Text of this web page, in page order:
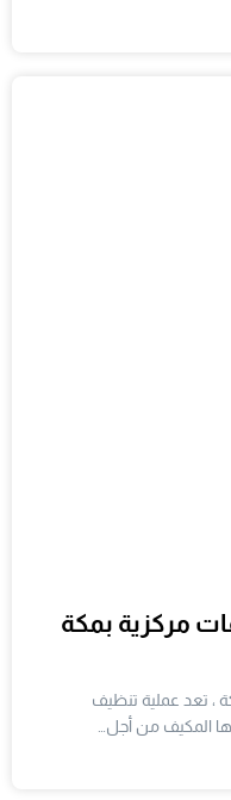
مركزية بمكة
، تعد عملية تنظيف
المكيف من أجل…